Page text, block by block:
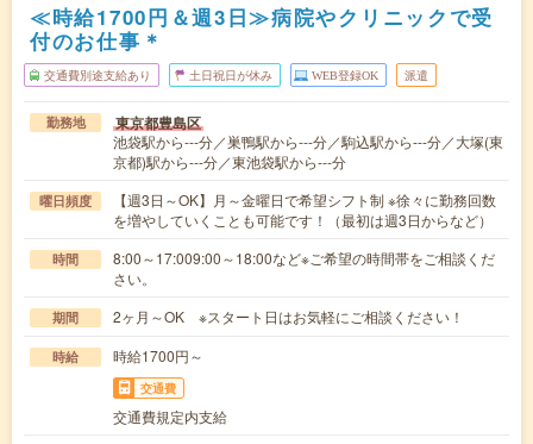
≪時給1700円＆週3日≫病院やクリニックで受
付のお仕事＊
交通費別途支給あり 土日祝日が休み WEB登録OK 派遣
勤務地 東京都豊島区
池袋駅から---分／巣鴨駅から---分／駒込駅から---分／大塚(東
京都)駅から---分／東池袋駅から---分
曜日頻度
【週3日～OK】月～金曜日で希望シフト制 ※徐々に勤務回数
を増やしていくことも可能です！（最初は週3日からなど）
時間
8:00～17:009:00～18:00など※ご希望の時間帯をご相談くだ
さい。
期間 2ヶ月～OK ※スタート日はお気軽にご相談ください！
時給 時給1700円～
交通費
交通費規定内支給